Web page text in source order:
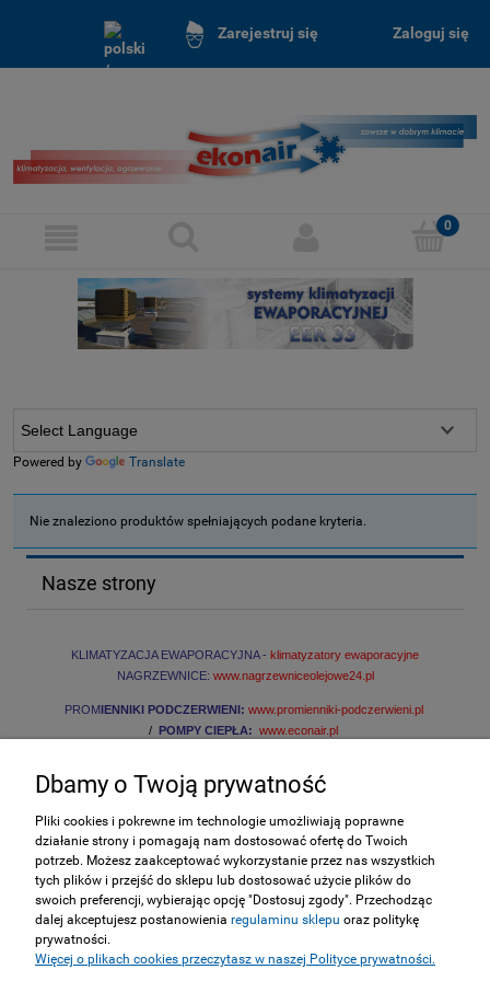
Zarejestruj się Zaloguj się
Powered by Translate
Nie znaleziono produktów spełniających podane kryteria.
Nasze strony
KLIMATYZACJA EWAPORACYJNA - klimatyzatory ewaporacyjne
NAGRZEWNICE: www.nagrzewniceolejowe24.pl
PROM IENNIKI PODCZERWIENI: www.promienniki-podczerwieni.pl
/
POMPY CIEPŁA: www.econair.pl
ZAKUPY
MOJE KONTO
SERWIS
Dbamy o Twoją prywatność
Pliki cookies i pokrewne im technologie umożliwiają poprawne
działanie strony i pomagają nam dostosować ofertę do Twoich
potrzeb. Możesz zaakceptować wykorzystanie przez nas wszystkich
tych plików i przejść do sklepu lub dostosować użycie plików do
swoich preferencji, wybierając opcję "Dostosuj zgody". Przechodząc
dalej akceptujesz postanowienia regulaminu sklepu oraz politykę
prywatności.
Więcej o plikach cookies przeczytasz w naszej Polityce prywatności.